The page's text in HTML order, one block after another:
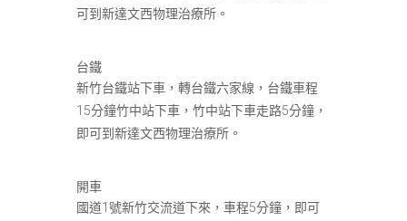
可到新達文西物理治療所。
台鐵
新竹台鐵站下車，轉台鐵六家線，台鐵車程
15分鐘竹中站下車，竹中站下車走路5分鐘，
即可到新達文西物理治療所。
開車
國道1號新竹交流道下來，車程5分鐘，即可